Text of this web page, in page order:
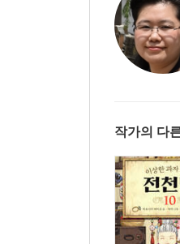
작가의 다